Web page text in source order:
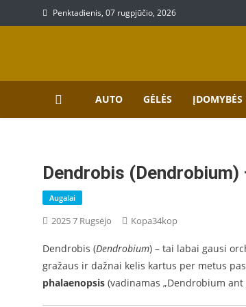
to
Penktadienis, 07 rugpjūčio, 2026
AUTO GĖLĖS ĮDOMYBĖS
Dendrobis (Dendrobium)
Augalai
2025 7 Rugsėjo Kopa34kop
Dendrobis (Dendrobium) – tai labai gausi
gražaus ir dažnai kelis kartus per metus
phalaenopsis (vadinamas „Dendrobium ant